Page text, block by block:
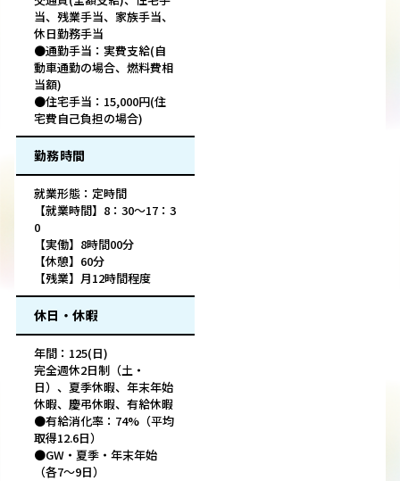
当、残業手当、家族手当、
休日勤務手当
●通勤手当：実費支給(自
動車通勤の場合、燃料費相
当額)
●住宅手当：15,000円(住
宅費自己負担の場合)
勤務時間
就業形態：定時間
【就業時間】8：30～17：3
0
【実働】8時間00分
【休憩】60分
【残業】月12時間程度
休日・休暇
年間：125(日)
完全週休2日制（土・
日）、夏季休暇、年末年始
休暇、慶弔休暇、有給休暇
●有給消化率：74%（平均
取得12.6日）
●GW・夏季・年末年始
（各7～9日）